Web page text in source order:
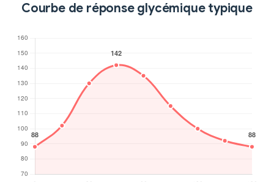
Courbe de réponse glycémique typique